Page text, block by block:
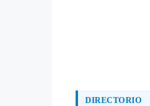
DIRECTORIO